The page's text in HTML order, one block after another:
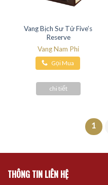
Vang Bịch Sư Tử Five’s
Reserve
Vang Nam Phi
Gọi Mua
chi tiết
1
THÔNG TIN LIÊN HỆ